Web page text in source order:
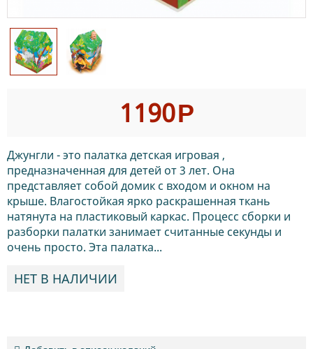
1190Р
Джунгли - это палатка детская игровая ,
предназначенная для детей от 3 лет. Она
представляет собой домик с входом и окном на
крыше. Влагостойкая ярко раскрашенная ткань
натянута на пластиковый каркас. Процесс сборки и
разборки палатки занимает считанные секунды и
очень просто. Эта палатка...
НЕТ В НАЛИЧИИ